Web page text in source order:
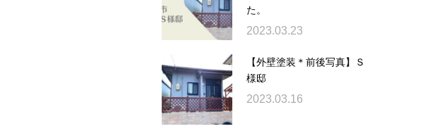
た。
2023.03.23
【外壁塗装＊前後写真】Ｓ
様邸
2023.03.16